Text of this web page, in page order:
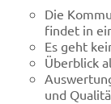
Die
findet in
Es geht
Überblick
und